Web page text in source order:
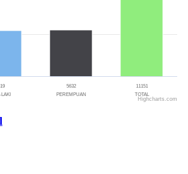
LAKI
5632
PEREMPUAN
11151
TOTAL
Highcharts.com